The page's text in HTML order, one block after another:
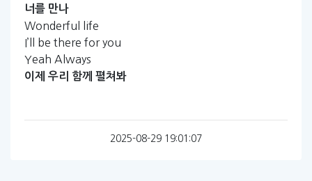
너를 만나
Wonderful life
I’ll be there for you
Yeah Always
이제 우리 함께 펼쳐봐
2025-08-29 19:01:07